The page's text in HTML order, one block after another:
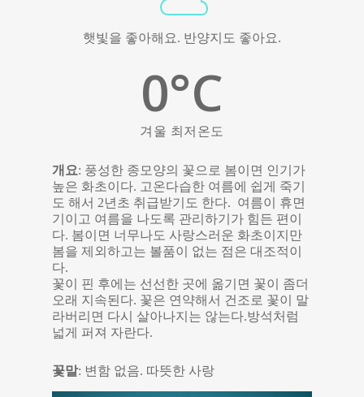
햇빛을 좋아해요. 반양지도 좋아요.
0°C
겨울 최저온도
개요: 풍성한 종모양의 꽃으로 봄이면 인기가
높은 화초이다. 고온다습한 여름에 쉽게 죽기
도 해서 2년초 취급받기도 한다. 여름이 휴면
기이고 여름을 나도록 관리하기가 힘든 편이
다. 봄이면 너무나도 사랑스러운 화초이지만
봄을 제외하고는 볼품이 없는 점은 대조적이
다.
꽃이 핀 후에는 선선한 곳에 옮기면 꽃이 좀더
오래 지속된다. 꽃은 연약해서 건조로 꽃이 말
라버리면 다시 살아나지는 않는다.방석처럼
넓게 퍼져 자란다.
꽃말: 변함 없음. 따뜻한 사랑